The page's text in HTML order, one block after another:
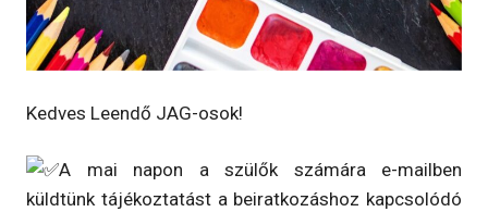
Kedves Leendő JAG-osok!
A mai napon a szülők számára e-mailben
küldtünk tájékoztatást a beiratkozáshoz kapcsolódó